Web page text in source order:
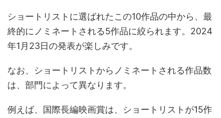
ショートリストに選ばれたこの10作品の中から、最
終的にノミネートされる5作品に絞られます。2024
年1月23日の発表が楽しみです。
なお、ショートリストからノミネートされる作品数
は、部門によって異なります。
例えば、国際長編映画賞は、ショートリストが15作